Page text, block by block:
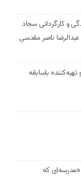
و کارگردانی سجاد
عبدالرضا ناصر مقدسی
باسابقه
«مدرسه‌ای که